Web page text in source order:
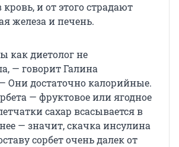
кровь, и от этого страдают
железа и печень.
как диетолог не
— говорит Галина
Они достаточно калорийные.
— фруктовое или ягодное
сахар всасывается в
— значит, скачка инсулина
сорбет очень далек от